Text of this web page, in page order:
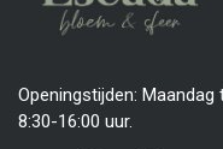
Openingstijden:
8:30-16:00 uur.